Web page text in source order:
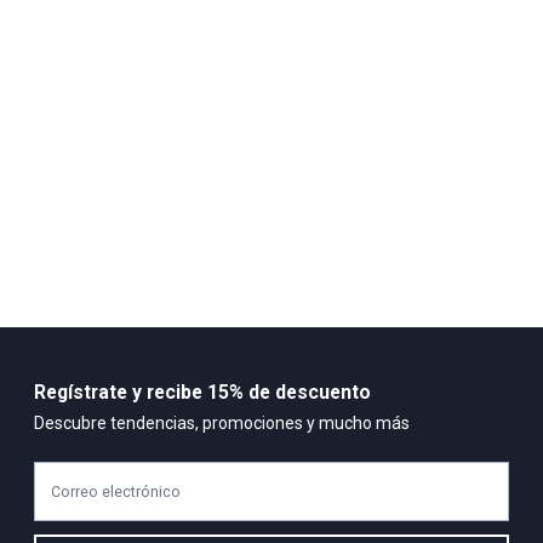
Regístrate y recibe 15% de descuento
Descubre tendencias, promociones y mucho más
Correo electrónico